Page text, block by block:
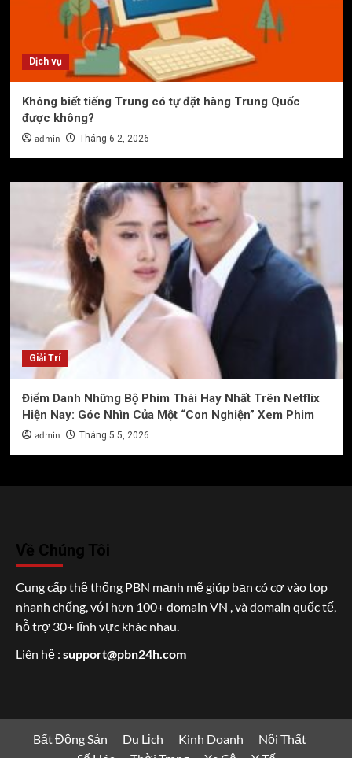
Dịch vụ
Không biết tiếng Trung có tự đặt hàng Trung Quốc
được không?
admin Tháng 6 2, 2026
Giải Trí
Điểm Danh Những Bộ Phim Thái Hay Nhất Trên Netflix
Hiện Nay: Góc Nhìn Của Một “Con Nghiện” Xem Phim
admin Tháng 5 5, 2026
Về Chúng Tôi
Cung cấp thệ thống PBN mạnh mẽ giúp bạn có cơ vào top
nhanh chống, với hơn 100+ domain VN , và domain quốc tế,
hỗ trợ 30+ lĩnh vực khác nhau.
Liên hệ : support@pbn24h.com
Bất Động Sản Du Lịch Kinh Doanh
Nội Thất